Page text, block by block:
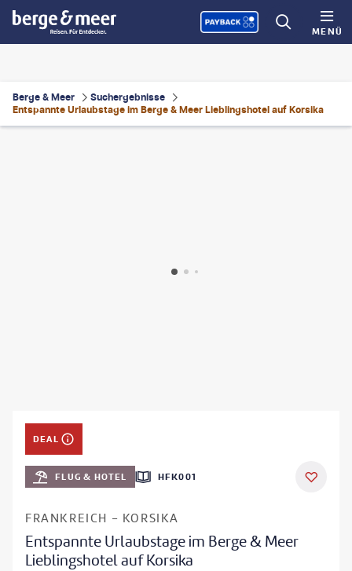
MENÜ
Berge & Meer
Suchergebnisse
Entspannte Urlaubstage im Berge & Meer Lieblingshotel auf Korsika
DEAL
FLUG & HOTEL HFK001
FRANKREICH - KORSIKA
Entspannte Urlaubstage im Berge & Meer
Lieblingshotel auf Korsika